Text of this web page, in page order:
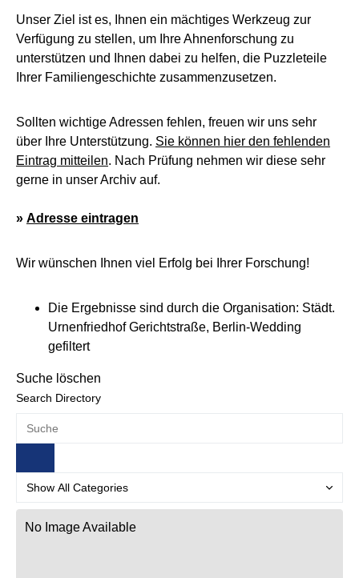
Unser Ziel ist es, Ihnen ein mächtiges Werkzeug zur
Verfügung zu stellen, um Ihre Ahnenforschung zu
unterstützen und Ihnen dabei zu helfen, die Puzzleteile
Ihrer Familiengeschichte zusammenzusetzen.
Sollten wichtige Adressen fehlen, freuen wir uns sehr
über Ihre Unterstützung. Sie können hier den fehlenden
Eintrag mitteilen. Nach Prüfung nehmen wir diese sehr
gerne in unser Archiv auf.
» Adresse eintragen
Wir wünschen Ihnen viel Erfolg bei Ihrer Forschung!
Die Ergebnisse sind durch die Organisation: Städt.
Urnenfriedhof Gerichtstraße, Berlin-Wedding
gefiltert
Suche löschen
Search Directory
No Image Available